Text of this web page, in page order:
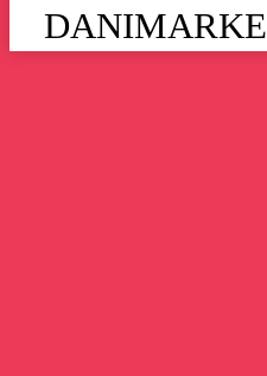
DANIMARKE